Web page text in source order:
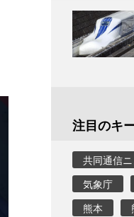
注目のキ
共同通信
気象庁
熊本